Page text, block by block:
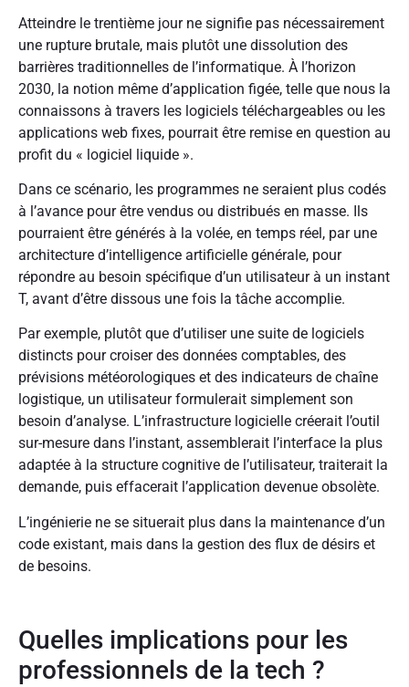
Atteindre le trentième jour ne signifie pas nécessairement
une rupture brutale, mais plutôt une dissolution des
barrières traditionnelles de l’informatique. À l’horizon
2030, la notion même d’application figée, telle que nous la
connaissons à travers les logiciels téléchargeables ou les
applications web fixes, pourrait être remise en question au
profit du « logiciel liquide ».
Dans ce scénario, les programmes ne seraient plus codés
à l’avance pour être vendus ou distribués en masse. Ils
pourraient être générés à la volée, en temps réel, par une
architecture d’intelligence artificielle générale, pour
répondre au besoin spécifique d’un utilisateur à un instant
T, avant d’être dissous une fois la tâche accomplie.
Par exemple, plutôt que d’utiliser une suite de logiciels
distincts pour croiser des données comptables, des
prévisions météorologiques et des indicateurs de chaîne
logistique, un utilisateur formulerait simplement son
besoin d’analyse. L’infrastructure logicielle créerait l’outil
sur-mesure dans l’instant, assemblerait l’interface la plus
adaptée à la structure cognitive de l’utilisateur, traiterait la
demande, puis effacerait l’application devenue obsolète.
L’ingénierie ne se situerait plus dans la maintenance d’un
code existant, mais dans la gestion des flux de désirs et
de besoins.
Quelles implications pour les
professionnels de la tech ?